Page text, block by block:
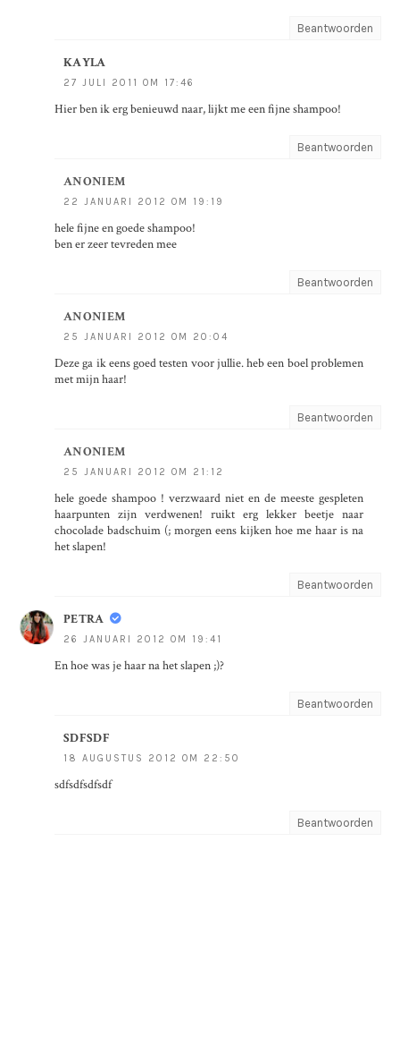
Beantwoorden
KAYLA
27 JULI 2011 OM 17:46
Hier ben ik erg benieuwd naar, lijkt me een fijne shampoo!
Beantwoorden
ANONIEM
22 JANUARI 2012 OM 19:19
hele fijne en goede shampoo!
ben er zeer tevreden mee
Beantwoorden
ANONIEM
25 JANUARI 2012 OM 20:04
Deze ga ik eens goed testen voor jullie. heb een boel problemen
met mijn haar!
Beantwoorden
ANONIEM
25 JANUARI 2012 OM 21:12
hele goede shampoo ! verzwaard niet en de meeste gespleten
haarpunten zijn verdwenen! ruikt erg lekker beetje naar
chocolade badschuim (; morgen eens kijken hoe me haar is na
het slapen!
Beantwoorden
PETRA
26 JANUARI 2012 OM 19:41
En hoe was je haar na het slapen ;)?
Beantwoorden
SDFSDF
18 AUGUSTUS 2012 OM 22:50
sdfsdfsdfsdf
Beantwoorden